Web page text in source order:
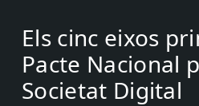
Els cinc eixos
Pacte Nacional
Societat Digital